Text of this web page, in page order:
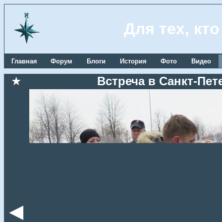
Для тех,
Главная Форум Блоги История Фото Видео
★ Встреча в Санкт-
◄